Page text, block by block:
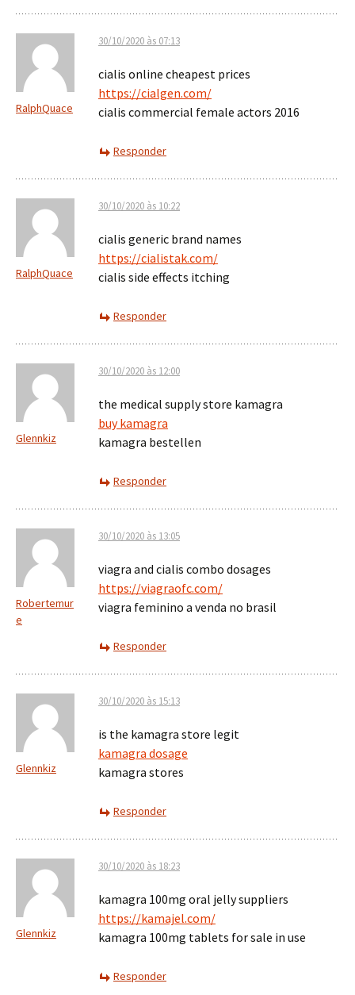
RalphQuace
30/10/2020 às 07:13
cialis online cheapest prices
https://cialgen.com/
cialis commercial female actors 2016
Responder
RalphQuace
30/10/2020 às 10:22
cialis generic brand names
https://cialistak.com/
cialis side effects itching
Responder
Glennkiz
30/10/2020 às 12:00
the medical supply store kamagra
buy kamagra
kamagra bestellen
Responder
Robertemur
e
30/10/2020 às 13:05
viagra and cialis combo dosages
https://viagraofc.com/
viagra feminino a venda no brasil
Responder
Glennkiz
30/10/2020 às 15:13
is the kamagra store legit
kamagra dosage
kamagra stores
Responder
Glennkiz
30/10/2020 às 18:23
kamagra 100mg oral jelly suppliers
https://kamajel.com/
kamagra 100mg tablets for sale in use
Responder